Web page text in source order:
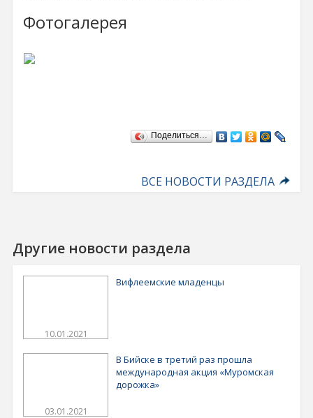
Фотогалерея
Поделиться…
ВСЕ НОВОСТИ РАЗДЕЛА
Другие новости раздела
10.01.2021
Вифлеемские младенцы
03.01.2021
В Бийске в третий раз прошла
международная акция «Муромская
дорожка»